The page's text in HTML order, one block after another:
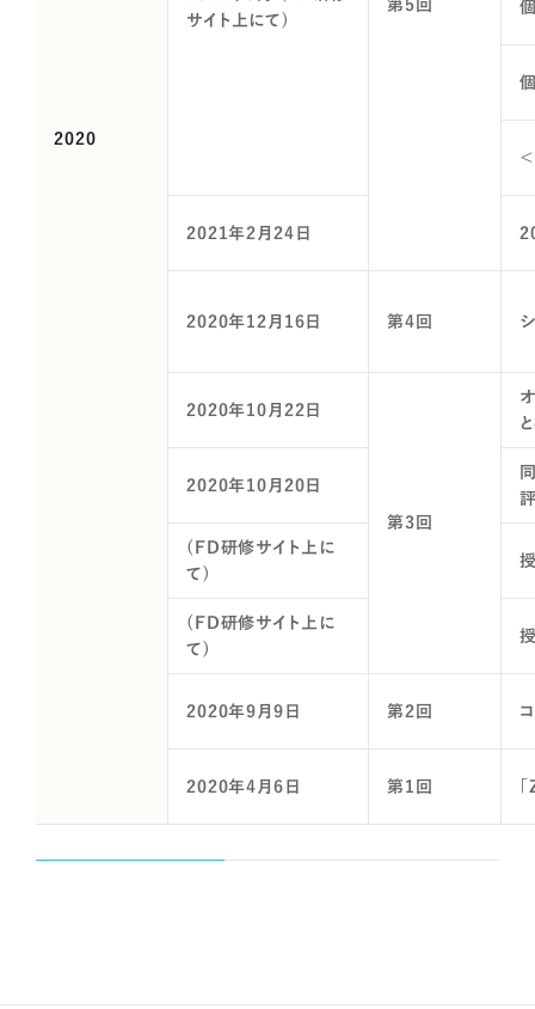
2020
サイト上にて)
第5回
2021年2月24日
2020年12月16日 第4回
2020年10月22日
第3回
2020年10月20日
(FD研修サイト上に
て)
(FD研修サイト上に
て)
2020年9月9日 第2回
2020年4月6日 第1回